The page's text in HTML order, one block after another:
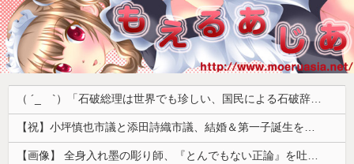
（ ´_ゝ`）「石破総理は世界でも珍しい、国民による石破辞めるなデモが自然発生した総理大臣です」
【祝】小坪慎也市議と添田詩織市議、結婚＆第一子誕生を発表 → ｗｗｗｗｗｗｗｗｗｗｗｗ
【画像】 全身入れ墨の彫り師、『とんでもない正論』を吐いて30万再生されてしまうｗｗｗｗｗｗｗ